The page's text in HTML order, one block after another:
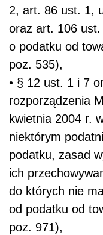
2, art. 86 ust. 1,
oraz art. 106
o podatku od
poz. 535),
• § 12 ust. 1 i 7
rozporządzenia
kwietnia 2004 r.
niektórym
podatku, zasad
ich
do których nie
od podatku od
poz. 971),